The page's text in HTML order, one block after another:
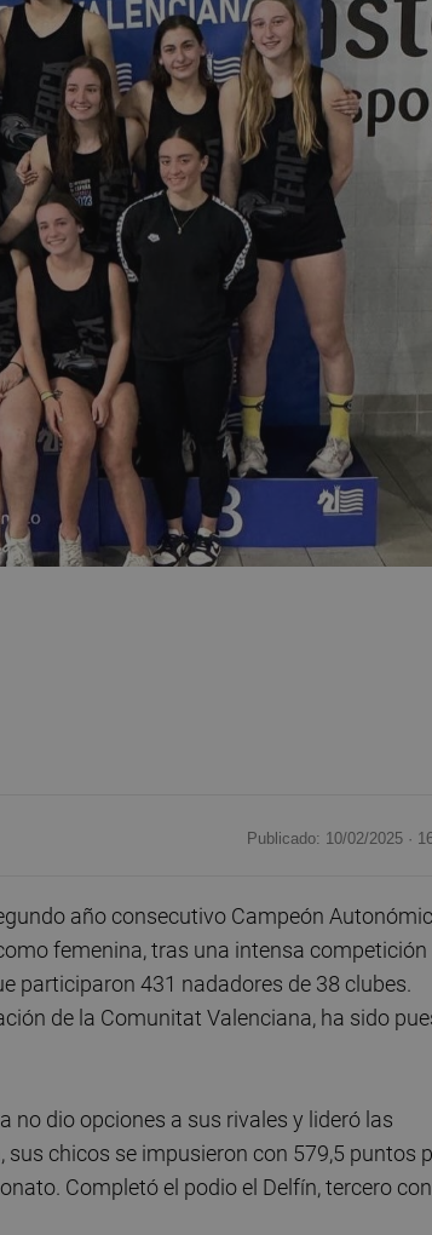
Publicado: 10/02/2025 ·
año consecutivo Campeón
femenina, tras una intensa competición
participaron 431 nadadores de 38 clubes.
de la Comunitat Valenciana, ha sido
no dio opciones a sus rivales y lideró las
chicos se impusieron con 579,5 puntos
Completó el podio el Delfín, tercero con